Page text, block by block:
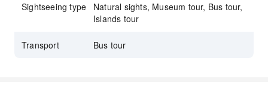
Sightseeing type
Natural sights, Museum tour, Bus tour,
Islands tour
Transport Bus tour